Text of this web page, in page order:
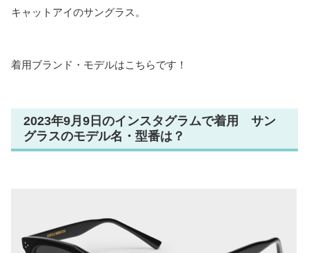
キャットアイのサングラス。
着用ブランド・モデルはこちらです！
2023年9月9日のインスタグラムで着用 サン
グラスのモデル名・型番は？